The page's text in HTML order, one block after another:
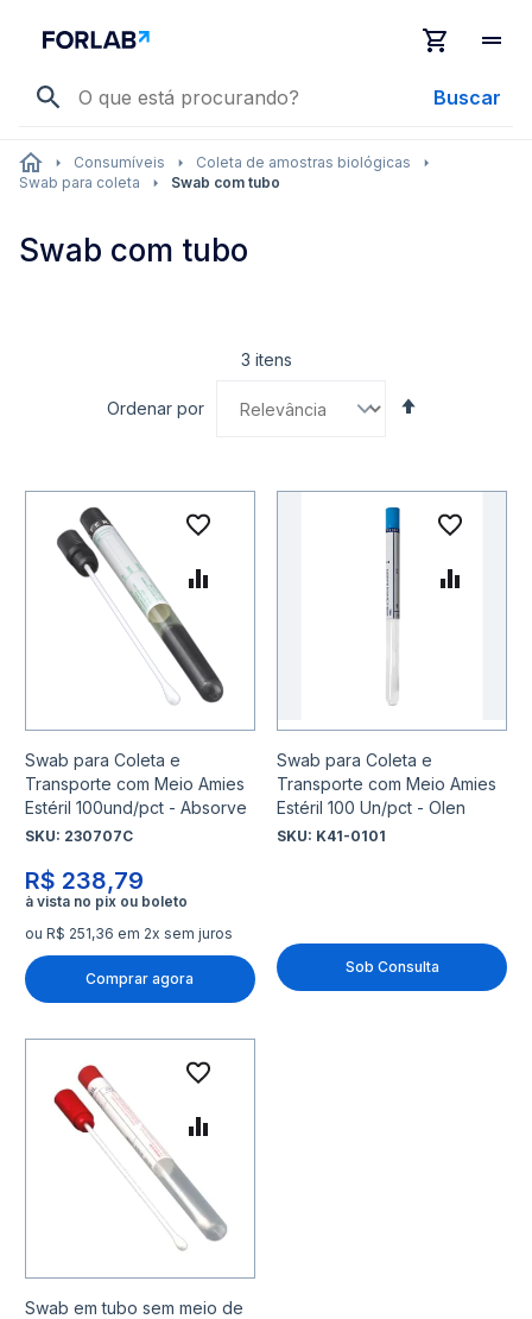
Buscar
Consumíveis
Coleta de amostras biológicas
Swab para coleta
Swab com tubo
Swab com tubo
3 itens
Ordenar por
Swab para Coleta e
Transporte com Meio Amies
Estéril 100und/pct - Absorve
SKU: 230707C
R$ 238,79
ou R$ 251,36 em 2x sem juros
Comprar agora
Adicionar à lista de
Adicionar para Comparar
Swab para Coleta e
Transporte com Meio Amies
Estéril 100 Un/pct - Olen
SKU: K41-0101
Sob Consulta
Swab em tubo sem meio de
Adicionar à lista de
Adicionar para Comparar